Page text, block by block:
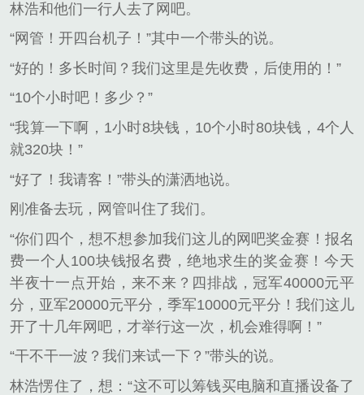
林浩和他们一行人去了网吧。
“网管！开四台机子！”其中一个带头的说。
“好的！多长时间？我们这里是先收费，后使用的！”
“10个小时吧！多少？”
“我算一下啊，1小时8块钱，10个小时80块钱，4个人
就320块！”
“好了！我请客！”带头的潇洒地说。
刚准备去玩，网管叫住了我们。
“你们四个，想不想参加我们这儿的网吧奖金赛！报名
费一个人100块钱报名费，绝地求生的奖金赛！今天
半夜十一点开始，来不来？四排战，冠军40000元平
分，亚军20000元平分，季军10000元平分！我们这儿
开了十几年网吧，才举行这一次，机会难得啊！”
“干不干一波？我们来试一下？”带头的说。
林浩愣住了，想：“这不可以筹钱买电脑和直播设备了